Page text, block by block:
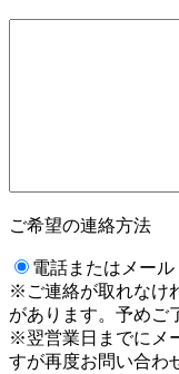
ご希望の連絡方法
電話またはメール
※ご連絡が取れなけ
があります。予めご
※翌営業日までにメ
すが再度お問い合わ